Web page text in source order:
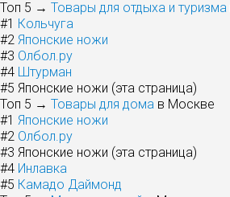
Топ 5 → Товары для отдыха и туризма
#1 Кольчуга
#2 Японские ножи
#3 Олбол.ру
#4 Штурман
#5 Японские ножи (эта страница)
Топ 5 → Товары для дома в Москве
#1 Японские ножи
#2 Олбол.ру
#3 Японские ножи (эта страница)
#4 Инлавка
#5 Камадо Даймонд